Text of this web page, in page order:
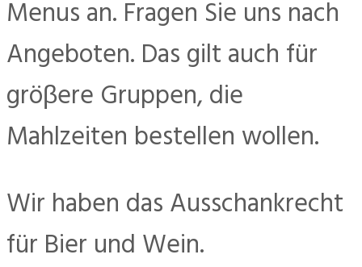
Menus an. Fragen Sie uns nach
Angeboten. Das gilt auch für
gröβere Gruppen, die
Mahlzeiten bestellen wollen.
Wir haben das Ausschankrecht
für Bier und Wein.